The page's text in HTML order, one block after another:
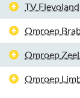
TV Flevoland
Omroep
Omroep
Omroep